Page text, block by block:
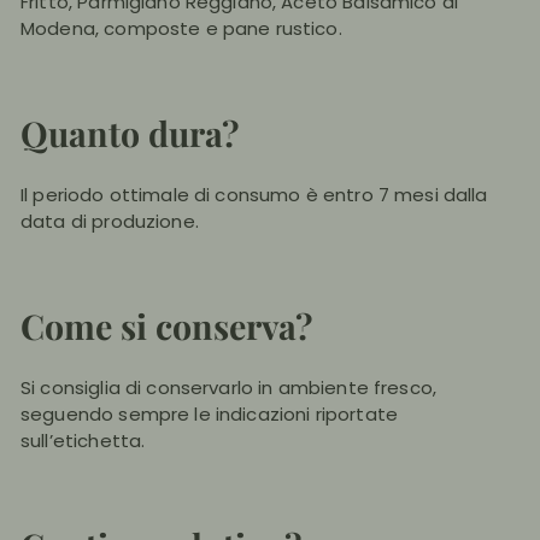
Modena, composte e pane rustico.
Quanto dura?
Il periodo ottimale di consumo è entro 7 mesi dalla
data di produzione.
Come si conserva?
Si consiglia di conservarlo in ambiente fresco,
seguendo sempre le indicazioni riportate
sull’etichetta.